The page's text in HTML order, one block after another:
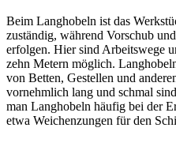
Beim Langhobeln ist das
zuständig, während Vorschub
erfolgen. Hier sind Arbeitswege
zehn Metern möglich.
von Betten, Gestellen und
vornehmlich lang und schmal
man Langhobeln häufig bei der
etwa Weichenzungen für den